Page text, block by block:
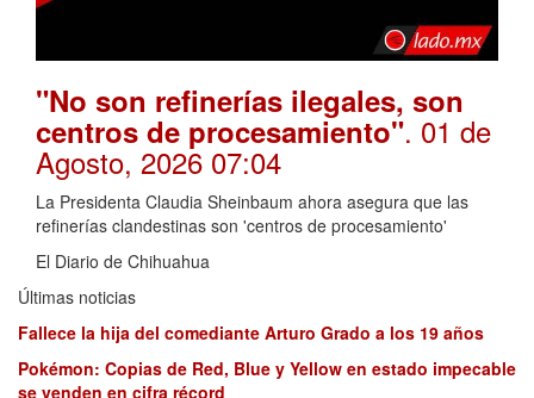
"No son refinerías ilegales, son
centros de procesamiento". 01 de
Agosto, 2026 07:04
La Presidenta Claudia Sheinbaum ahora asegura que las
refinerías clandestinas son 'centros de procesamiento'
El Diario de Chihuahua
Últimas noticias
Fallece la hija del comediante Arturo Grado a los 19 años
Pokémon: Copias de Red, Blue y Yellow en estado impecable
se venden en cifra récord